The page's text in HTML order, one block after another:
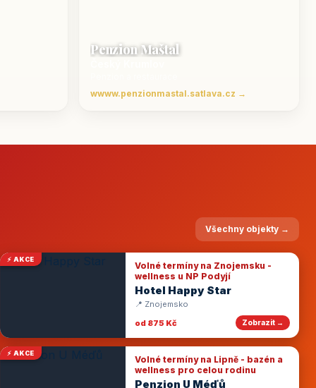
Penzion Maštal
wwww.penzionmastal.satlava.cz →
Všechny objekty →
⚡ AKCE
Volné termíny na Znojemsku -
wellness u NP Podyjí
Hotel Happy Star
📍 Znojemsko
od 875 Kč
Zobrazit →
⚡ AKCE
Volné termíny na Lipně - bazén a
wellness pro celou rodinu
Penzion U Méďů